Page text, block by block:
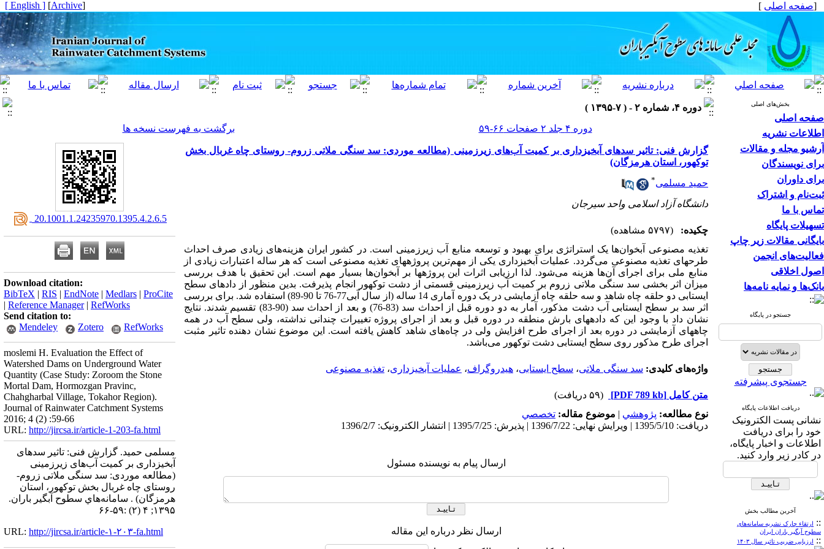
[صفحه اصلی ]
[
Archive
]
[ English ]
بخش‌های اصلی
صفحه اصلی
اطلاعات نشریه
آرشیو مجله و مقالات
برای نویسندگان
برای داوران
ثبت‌نام و اشتراک
تماس با ما
تسهیلات پایگاه
بایگانی مقالات زیر چاپ
فعالیت‌های انجمن
اصول اخلاقی
بانک‌ها و نمایه نامه‌ها
جستجو در پایگاه
جستجوی پیشرفته
دریافت اطلاعات پایگاه
نشانی پست الکترونیک
خود را برای دریافت
اطلاعات و اخبار پایگاه،
در کادر زیر وارد کنید.
آخرین مطالب بخش
:: ارتقاء چارک نشریه سامانه‌های
سطوح آبگیر باران ایران
:: ارزیابی ضریب تاثیر سال ۱۴۰۳
دوره ۴، شماره ۲ - ( ۷-۱۳۹۵ )
دوره ۴ جلد ۲ صفحات ۶۶-۵۹
برگشت به فهرست نسخه ها
گزارش فنی: تاثیر سدهای آبخیزداری بر کمیت آب‌های زیرزمینی (مطالعه موردی: سد سنگی ملاتی زروم- روستای چاه غربال بخش
توکهور، استان هرمزگان)
حمید مسلمی*
دانشگاه آزاد اسلامی واحد سیرجان
چکیده:
(۵۷۹۷ مشاهده)
تغذیه مصنوعی آبخوان‌ها یک استراتژی برای بهبود و توسعه منابع آب زیرزمینی است. در کشور ایران هزینه‌های زیادی صرف احداث
طرح­های تغذیه مصنوعی می‌گردد. عملیات آبخیزداری یکی از مهم‌ترین پروژه­های تغذیه مصنوعی است که هر ساله اعتبارات زیادی از
منابع ملی برای اجرای آن‌ها هزینه می‌شود. لذا ارزیابی اثرات این پروژه­ها بر آبخوان‌ها بسیار مهم است. این تحقیق با هدف بررسی
میزان اثر بخشی سد سنگی ملاتی زروم بر کمیت آب زیرزمینی قسمتی از دشت توکهور انجام پذیرفت. بدین منظور از دادهای سطح
ایستابی دو حلقه چاه شاهد و سه حلقه چاه آزمایشی در یک دوره آماری 14 ساله (از سال آبی77-76 تا 90-89) استفاده شد. برای بررسی
اثر سد بر سطح ایستابی آب دشت مذکور، آمار به دو دوره قبل از احداث سد (83-76) و بعد از احداث سد (90-83) تقسیم شدند. نتایج
نشان داد با وجود این که داده‏‏های بارش منطقه در دوره قبل و بعد از اجرای پروژه تغییرات چندانی نداشته، ولی سطح آب در همه
چاه‏‏های آزمایشی در دوره بعد از اجرای طرح افزایش ولی در چاه‌های شاهد کاهش یافته است. این موضوع نشان دهنده تاثیر مثبت
اجرای طرح مذکور روی سطح ایستابی دشت توکهور می‌باشد.
واژه‌های کلیدی: سد سنگی ملاتی، سطح ایستابی، هیدروگراف، عملیات آبخیزداری، تغذیه مصنوعی
متن کامل [PDF 789 kb]
(۵۹ دریافت)
نوع مطالعه: پژوهشي | موضوع مقاله: تخصصي
دریافت: 1395/5/10 | ویرایش نهایی: 1396/7/22 | پذیرش: 1395/7/25 | انتشار الکترونیک: 1396/2/7
ارسال پیام به نویسنده مسئول
ارسال نظر درباره این مقاله
‎ 20.1001.1.24235970.1395.4.2.6.5
Download citation:
BibTeX | RIS | EndNote | Medlars | ProCite
| Reference Manager| RefWorks
Send citation to:
Mendeley
Zotero RefWorks
moslemi H. Evaluation the Effect of
Watershed Dams on Underground Water
Quantity (Case Study: Zoroom the Stone
Mortal Dam, Hormozgan Pravinc,
Chahgharbal Village, Tokahor Region).
Journal of Rainwater Catchment Systems
2016; 4 (2) :59-66
URL: http://jircsa.ir/article-1-203-fa.html
مسلمی حمید. گزارش فنی: تاثیر سدهای
آبخیزداری بر کمیت آب‌های زیرزمینی
(مطالعه موردی: سد سنگی ملاتی زروم-
روستای چاه غربال بخش توکهور، استان
هرمزگان) . سامانه‌هاي سطوح آبگير باران.
۱۳۹۵; ۴ (۲) :۵۹-۶۶
URL: http://jircsa.ir/article-۱-۲۰۳-fa.html